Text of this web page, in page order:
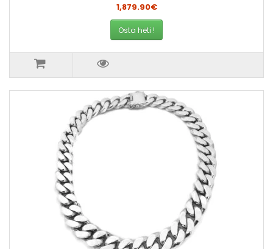
1,879.90€
Osta heti !